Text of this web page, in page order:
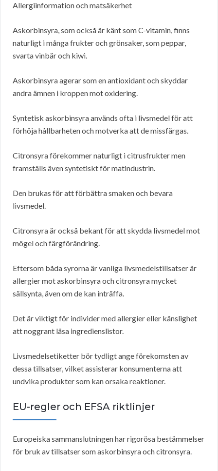
Allergiinformation och matsäkerhet
Askorbinsyra, som också är känt som C-vitamin, finns
naturligt i många frukter och grönsaker, som peppar,
svarta vinbär och kiwi.
Askorbinsyra agerar som en antioxidant och skyddar
andra ämnen i kroppen mot oxidering.
Syntetisk askorbinsyra används ofta i livsmedel för att
förhöja hållbarheten och motverka att de missfärgas.
Citronsyra förekommer naturligt i citrusfrukter men
framställs även syntetiskt för matindustrin.
Den brukas för att förbättra smaken och bevara
livsmedel.
Citronsyra är också bekant för att skydda livsmedel mot
mögel och färgförändring.
Eftersom båda syrorna är vanliga livsmedelstillsatser är
allergier mot askorbinsyra och citronsyra mycket
sällsynta, även om de kan inträffa.
Det är viktigt för individer med allergier eller känslighet
att noggrant läsa ingredienslistor.
Livsmedelsetiketter bör tydligt ange förekomsten av
dessa tillsatser, vilket assisterar konsumenterna att
undvika produkter som kan orsaka reaktioner.
EU-regler och EFSA riktlinjer
Europeiska sammanslutningen har rigorösa bestämmelser
för bruk av tillsatser som askorbinsyra och citronsyra.